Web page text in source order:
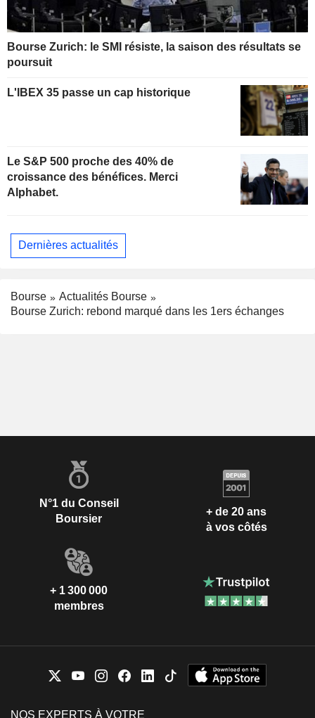
Bourse Zurich: le SMI résiste, la saison des résultats se
poursuit
L'IBEX 35 passe un cap historique
Le S&P 500 proche des 40% de
croissance des bénéfices. Merci
Alphabet.
Dernières actualités
Bourse
Actualités Bourse
Bourse Zurich: rebond marqué dans les 1ers échanges
N°1 du Conseil
Boursier
+ de 20 ans
à vos côtés
+ 1 300 000
membres
NOS EXPERTS À VOTRE